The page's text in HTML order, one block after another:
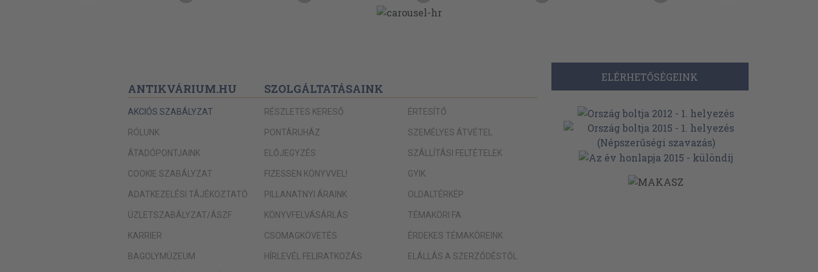
ANTIKVÁRIUM.HU
AKCIÓS SZABÁLYZAT
RÓLUNK
ÁTADÓPONTJAINK
COOKIE SZABÁLYZAT
ADATKEZELÉSI TÁJÉKOZTATÓ
ÜZLETSZABÁLYZAT/ÁSZF
KARRIER
BAGOLYMÚZEUM
SZOLGÁLTATÁSAINK
RÉSZLETES KERESŐ
PONTÁRUHÁZ
ELŐJEGYZÉS
FIZESSEN KÖNYVVEL!
PILLANATNYI ÁRAINK
KÖNYVFELVÁSÁRLÁS
CSOMAGKÖVETÉS
HÍRLEVÉL FELIRATKOZÁS
ÉRTESÍTŐ
SZEMÉLYES ÁTVÉTEL
SZÁLLÍTÁSI FELTÉTELEK
GYIK
OLDALTÉRKÉP
TÉMAKÖRI FA
ÉRDEKES TÉMAKÖREINK
ELÁLLÁS A SZERZŐDÉSTŐL
ELÉRHETŐSÉGEINK